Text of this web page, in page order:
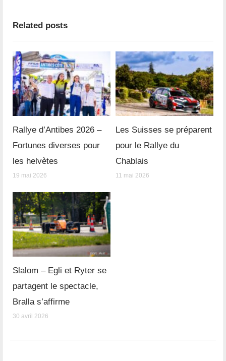
Related posts
Rallye d’Antibes 2026 –
Fortunes diverses pour
les helvètes
19 mai 2026
Les Suisses se préparent
pour le Rallye du
Chablais
11 mai 2026
Slalom – Egli et Ryter se
partagent le spectacle,
Bralla s’affirme
30 avril 2026